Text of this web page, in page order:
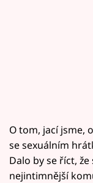
O tom, jací jsme,
se sexuálním
Dalo by se říct,
nejintimnější